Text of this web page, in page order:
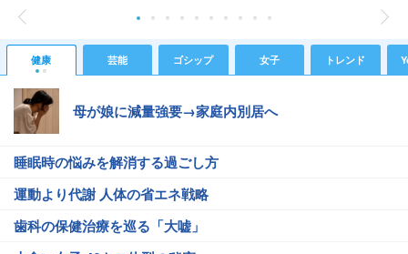
健康 芸能 ゴシップ 女子 トレンド
母が娘に減量強要→家庭内別居へ
睡眠時の悩みを解消する過ごし方
運動より代謝 人体の省エネ戦略
歯科の保健治療を巡る「大嘘」